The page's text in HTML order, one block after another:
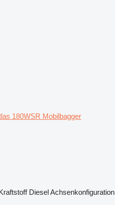
180WSR Mobilbagger
DieselAchsenkonfiguration